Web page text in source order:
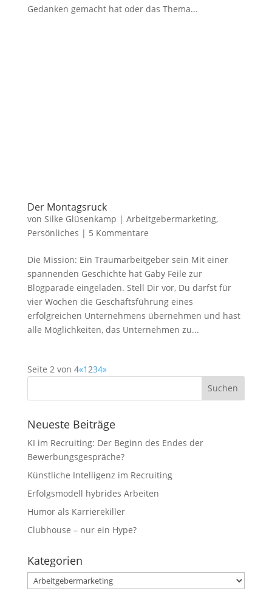
Gedanken gemacht hat oder das Thema...
Der Montagsruck
von Silke Glüsenkamp | Arbeitgebermarketing,
Persönliches | 5 Kommentare
Die Mission: Ein Traumarbeitgeber sein Mit einer
spannenden Geschichte hat Gaby Feile zur
Blogparade eingeladen. Stell Dir vor, Du darfst für
vier Wochen die Geschäftsführung eines
erfolgreichen Unternehmens übernehmen und hast
alle Möglichkeiten, das Unternehmen zu...
Seite 2 von 4«1 234»
Neueste Beiträge
KI im Recruiting: Der Beginn des Endes der
Bewerbungsgespräche?
Künstliche Intelligenz im Recruiting
Erfolgsmodell hybrides Arbeiten
Humor als Karrierekiller
Clubhouse – nur ein Hype?
Kategorien
Kategorien